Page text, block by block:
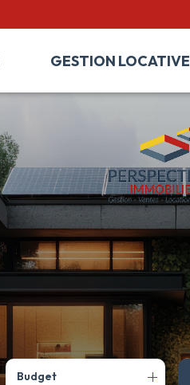
GESTION LOCATIVE
Budget